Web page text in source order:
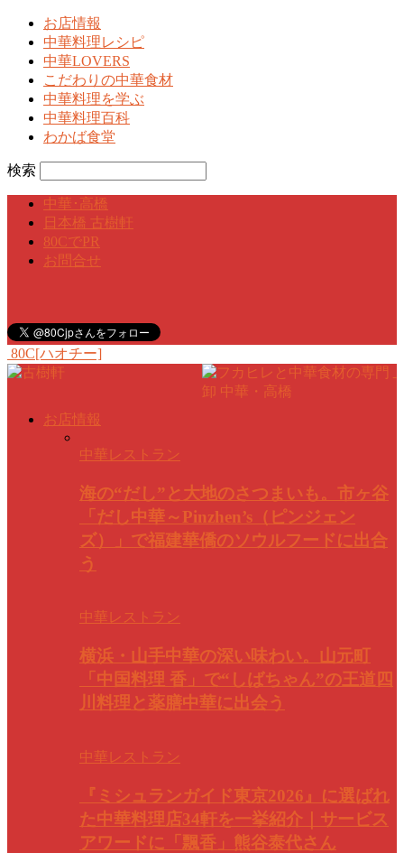
お店情報
中華料理レシピ
中華LOVERS
こだわりの中華食材
中華料理を学ぶ
中華料理百科
わかば食堂
検索
中華･高橋
日本橋 古樹軒
80CでPR
お問合せ
80C[ハオチー]
お店情報
中華レストラン
海の“だし”と大地のさつまいも。市ヶ谷
「だし中華～Pinzhen’s（ピンジェン
ズ）」で福建華僑のソウルフードに出合
う
中華レストラン
横浜・山手中華の深い味わい。山元町
「中国料理 香」で“しばちゃん”の王道四
川料理と薬膳中華に出会う
中華レストラン
『ミシュランガイド東京2026』に選ばれ
た中華料理店34軒を一挙紹介｜サービス
アワードに「飄香」熊谷泰代さん